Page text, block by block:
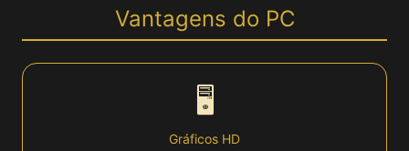
Cadastro
Bônus
Vantagens do PC
🖥️
Gráficos HD